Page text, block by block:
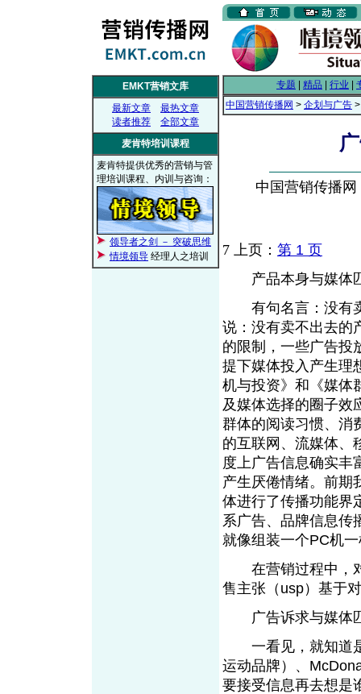
EMKT营销文库
最新文章
最热文章
读者推荐
全部文章
麦肯特培训课程
麦肯特提供优秀的营销与管
理培训课程、内训与咨询：
领导者之剑 － 突破思维
情境领导 经理人之培训
专题 精品 行业
中国营销传播网 > 企划与广告
中国营销传播
7 上页： 第 1 页
产品本身与媒
有句名言：没有卖
说：没有卖不出去的
的限制，一些广告投
提下媒体投入产生理
机与投资》和《媒体
及媒体选择的圈子效
群体的阅读习惯、消
的互联网、流媒体、
度上广告信息确实丰
产生厌倦情绪。前期
体进行了传播功能界
系广告、品牌信息传
就像组装一个PC机
在营销过程中，对
售主张（usp）基
广告诉求与媒
一看见，就知道是
运动品牌）、
要接受信息再去想是